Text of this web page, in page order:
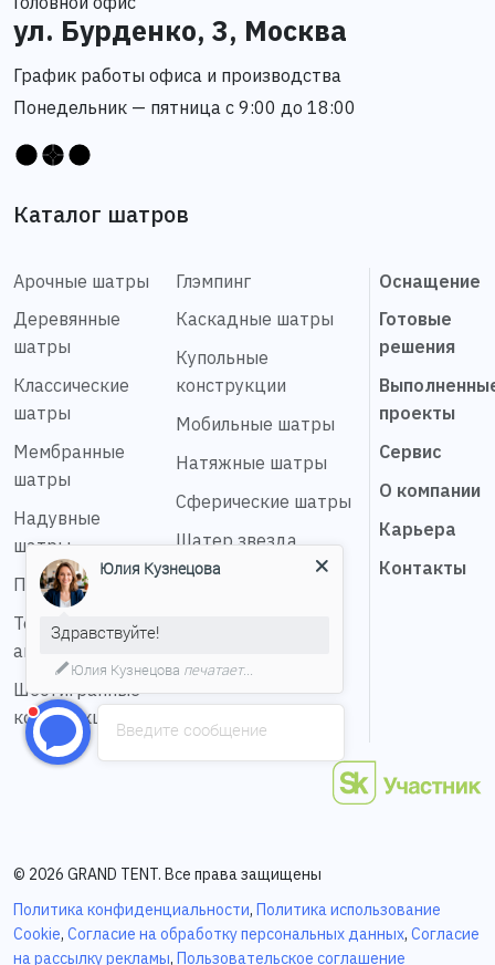
ул. Бурденко, 3, Москва
График работы офиса и производства
Понедельник — пятница с 9:00 до 18:00
Каталог шатров
Арочные шатры
Деревянные
шатры
Классические
шатры
Мембранные
шатры
Надувные
шатры
Пагода шатры
Тентовые
ангары
Шестигранные
конструкции
Глэмпинг
Каскадные шатры
Купольные
конструкции
Мобильные шатры
Натяжные шатры
Сферические шатры
Шатер звезда
Оснащение
Готовые
решения
проекты
Сервис
О компании
Карьера
Контакты
© 2026 GRAND TENT. Все права защищены
Политика конфиденциальности, Политика использование
Cookie, Согласие на обработку персональных данных, Согласие
на рассылку рекламы, Пользовательское соглашение
Введите сообщение
Юлия Кузнецова
Здравствуйте!
Юлия Кузнецова печатает...